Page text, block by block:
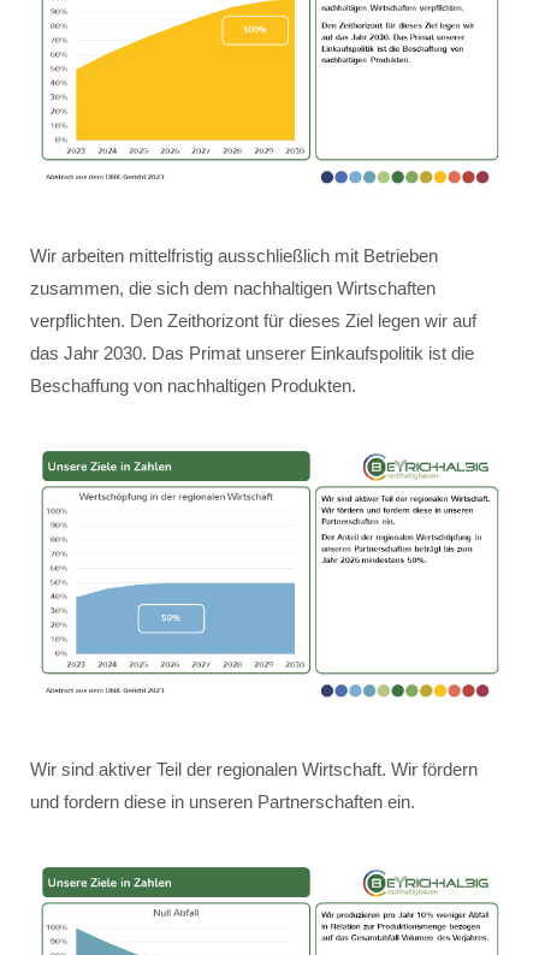
Wir arbeiten mittelfristig ausschließlich mit Betrieben
zusammen, die sich dem nachhaltigen Wirtschaften
verpflichten. Den Zeithorizont für dieses Ziel legen wir auf
das Jahr 2030. Das Primat unserer Einkaufspolitik ist die
Beschaffung von nachhaltigen Produkten.
Wir sind aktiver Teil der regionalen Wirtschaft. Wir fördern
und fordern diese in unseren Partnerschaften ein.